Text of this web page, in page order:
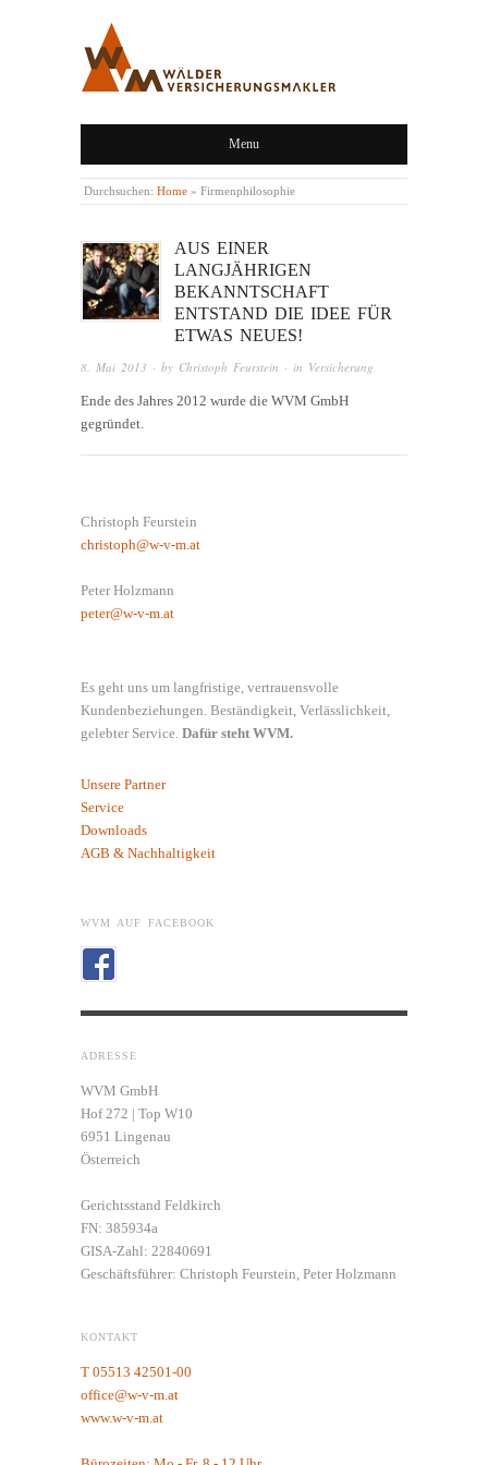
WÄLDER
VERSICHERUNGSMAKLER,
LINGENAU,
Menu
Durchsuchen: Home » Firmenphilosophie
AUS EINER
LANGJÄHRIGEN
BEKANNTSCHAFT
ENTSTAND DIE IDEE FÜR
ETWAS NEUES!
8. Mai 2013 · by Christoph Feurstein · in Versicherung
Ende des Jahres 2012 wurde die WVM GmbH
gegründet.
Christoph Feurstein
christoph@w-v-m.at
Peter Holzmann
peter@w-v-m.at
Es geht uns um langfristige, vertrauensvolle
Kundenbeziehungen. Beständigkeit, Verlässlichkeit,
gelebter Service. Dafür steht WVM.
Unsere Partner
Service
Downloads
AGB & Nachhaltigkeit
WVM AUF FACEBOOK
ADRESSE
WVM GmbH
Hof 272 | Top W10
6951 Lingenau
Österreich
Gerichtsstand Feldkirch
FN: 385934a
GISA-Zahl: 22840691
Geschäftsführer: Christoph Feurstein, Peter Holzmann
KONTAKT
T 05513 42501-00
office@w-v-m.at
www.w-v-m.at